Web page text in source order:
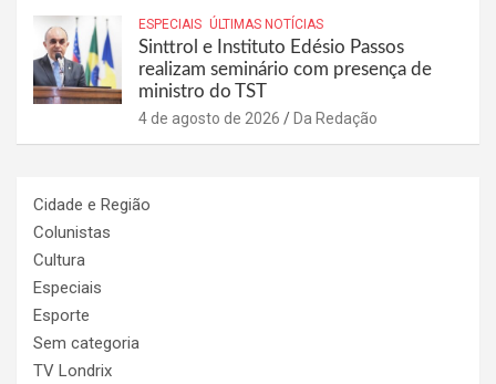
ESPECIAIS ÚLTIMAS NOTÍCIAS
Sinttrol e Instituto Edésio Passos
realizam seminário com presença de
ministro do TST
4 de agosto de 2026 Da Redação
Cidade e Região
Colunistas
Cultura
Especiais
Esporte
Sem categoria
TV Londrix